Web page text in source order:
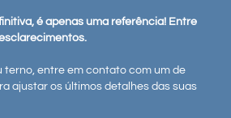
é apenas uma referência! Entre
terno, entre em contato com um de
ajustar os últimos detalhes das suas